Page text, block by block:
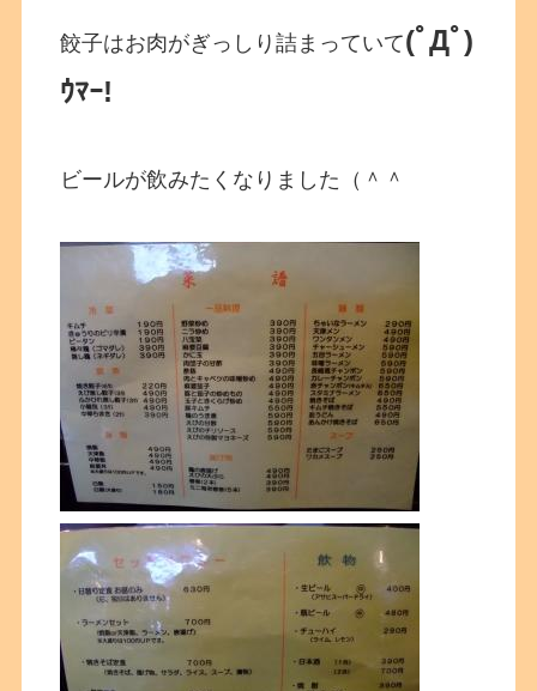
餃子はお肉がぎっしり詰まっていて(ﾟДﾟ)
ｳﾏｰ!
ビールが飲みたくなりました（＾＾